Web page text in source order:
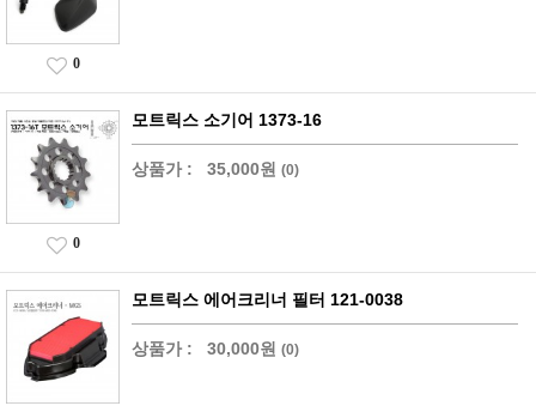
0
모트릭스 소기어 1373-16
상품가 : 35,000원 (0)
0
모트릭스 에어크리너 필터 121-0038
상품가 : 30,000원 (0)